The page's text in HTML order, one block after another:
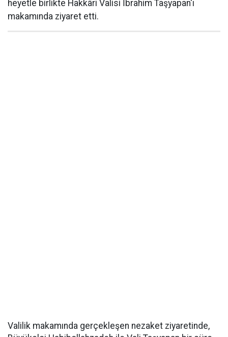
heyetle birlikte Hakkâri Valisi İbrahim Taşyapan'ı
makamında ziyaret etti.
Valilik makamında gerçekleşen nezaket ziyaretinde,